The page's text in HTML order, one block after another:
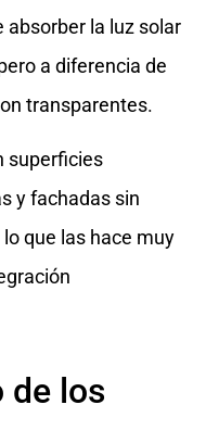
absorber la luz solar
a diferencia de
transparentes.
superficies
y fachadas sin
que las hace muy
de los